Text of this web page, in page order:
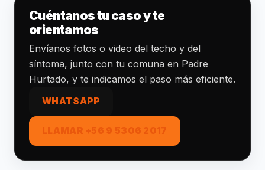
Cuéntanos tu caso y te
orientamos
Envíanos fotos o video del techo y del
síntoma, junto con tu comuna en Padre
Hurtado, y te indicamos el paso más eficiente.
WHATSAPP
LLAMAR +56 9 5306 2017